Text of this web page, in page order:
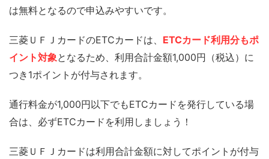
は無料となるので申込みやすいです。
三菱ＵＦＪカードのETCカードは、 ETCカード利用分もポ
イント対象となるため、利用合計金額1,000円（税込）に
つき1ポイントが付与されます。
通行料金が1,000円以下でもETCカードを発行している場
合は、必ずETCカードを利用しましょう！
三菱ＵＦＪカードは利用合計金額に対してポイントが付与